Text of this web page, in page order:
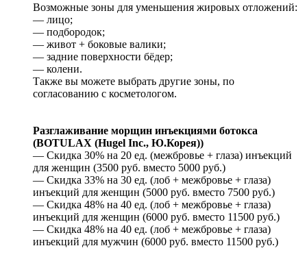
Возможные зоны для уменьшения жировых отложений:
— лицо;
— подбородок;
— живот + боковые валики;
— задние поверхности бёдер;
— колени.
Также вы можете выбрать другие зоны, по
согласованию с косметологом.
Разглаживание морщин инъекциями ботокса
(BOTULAX (Hugel Inc., Ю.Корея))
— Скидка 30% на 20 ед. (межбровье + глаза) инъекций
для женщин (3500 руб. вместо 5000 руб.)
— Скидка 33% на 30 ед. (лоб + межбровье + глаза)
инъекций для женщин (5000 руб. вместо 7500 руб.)
— Скидка 48% на 40 ед. (лоб + межбровье + глаза)
инъекций для женщин (6000 руб. вместо 11500 руб.)
— Скидка 48% на 40 ед. (лоб + межбровье + глаза)
инъекций для мужчин (6000 руб. вместо 11500 руб.)